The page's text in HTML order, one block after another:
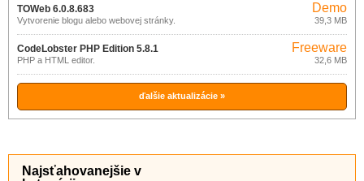
TOWeb 6.0.8.683
Vytvorenie blogu alebo webovej stránky.
Demo
39,3 MB
CodeLobster PHP Edition 5.8.1
PHP a HTML editor.
Freeware
32,6 MB
ďalšie aktualizácie »
Najsťahovanejšie v